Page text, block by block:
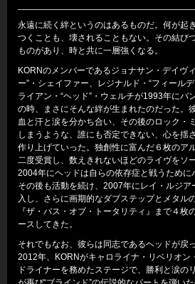
永遠に続く絆というのはあるものだ。何が起
つくことも、壊されることもない。その結び
ものがあり、時と共に一層強くなる。
KORNのメンバーであるジョナサン・デイヴ
ー”・シェイファー、レジナルド・“フィール
ライアン・“ヘッド”・ウェルチが1993年にバ
の時、まさにそんな絆が生まれたのだった。
血と汗と涙を分かち合い、その後のロック・
しまうような、誰にも否定できない、心を揺
作り上げていった。独創性に富んだ６枚のア
二度受賞し、数えきれないほどのライヴをソ
2004年にヘッドは自らの依存症と戦うために
その後も活動を続け、2007年にレイ・ルジア
入し、さらに画期的なダブステップとメタル
『ザ・パス・オブ・トータリティ』まで４枚
ースしてきた。
それでもなお、彼らは同志であるヘッドが戻
2012年、KORNがキャロライナ・リベリオン
ドライナーを務めたステージで、勝利と涙の